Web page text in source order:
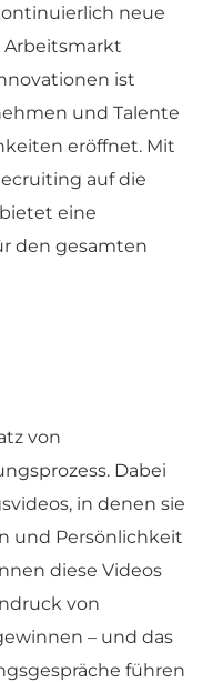
neue
Arbeitsmarkt
ist
und Talente
eröffnet. Mit
auf die
eine
den gesamten
von
Dabei
in denen sie
und Persönlichkeit
diese Videos
von
– und das
führen